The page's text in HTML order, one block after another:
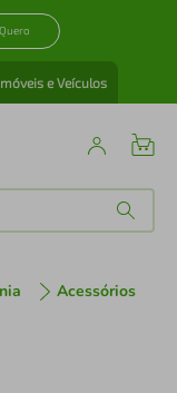
Quero
e Veículos
Acessórios